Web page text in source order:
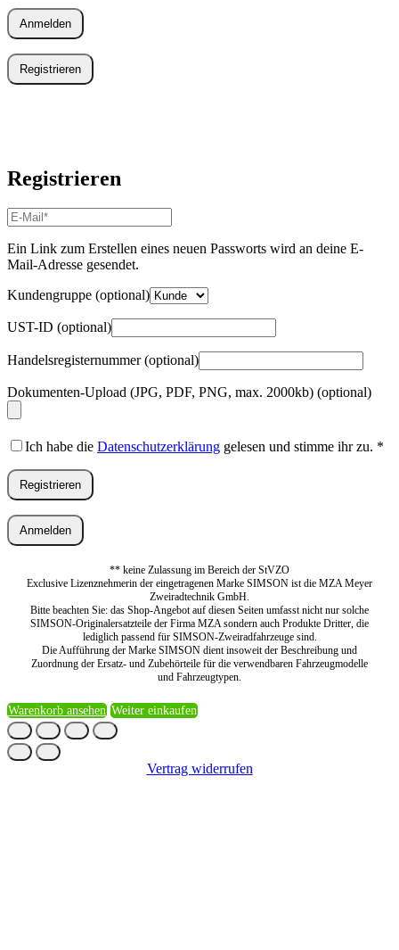
Anmelden
Registrieren
Registrieren
E-
Mail-
Adresse*
Erforderlich
Ein Link zum Erstellen eines neuen Passworts wird an deine E-
Mail-Adresse gesendet.
Kundengruppe (optional)
UST-ID (optional)
Handelsregisternummer(optional)
Dokumenten-Upload (JPG, PDF, PNG, max. 2000kb) (optional)
Ich habe die Datenschutzerklärung gelesen und stimme ihr zu. *
Registrieren
Anmelden
** keine Zulassung im Bereich der StVZO
Exclusive Lizenznehmerin der eingetragenen Marke SIMSON ist die MZA Meyer
Zweiradtechnik GmbH.
Bitte beachten Sie: das Shop-Angebot auf diesen Seiten umfasst nicht nur solche
SIMSON-Originalersatzteile der Firma MZA sondern auch Produkte Dritter, die
lediglich passend für SIMSON-Zweiradfahrzeuge sind.
Die Aufführung der Marke SIMSON dient insoweit der Beschreibung und
Zuordnung der Ersatz- und Zubehörteile für die verwendbaren Fahrzeugmodelle
und Fahrzeugtypen.
Warenkorb ansehen Weiter einkaufen
Vertrag widerrufen